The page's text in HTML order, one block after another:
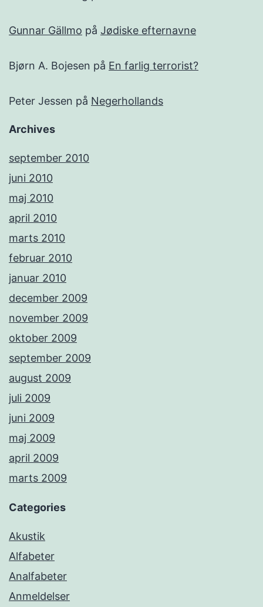
Gunnar Gällmo på Jødiske efternavne
Bjørn A. Bojesen på En farlig terrorist?
Peter Jessen på Negerhollands
Archives
september 2010
juni 2010
maj 2010
april 2010
marts 2010
februar 2010
januar 2010
december 2009
november 2009
oktober 2009
september 2009
august 2009
juli 2009
juni 2009
maj 2009
april 2009
marts 2009
Categories
Akustik
Alfabeter
Analfabeter
Anmeldelser